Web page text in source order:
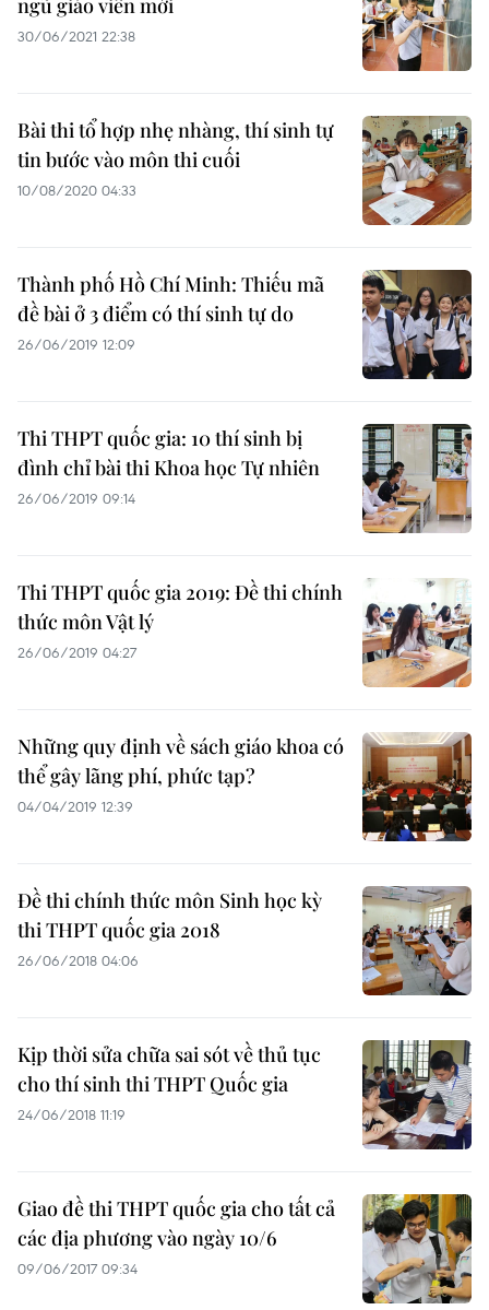
ngũ giáo viên mới
30/06/2021 22:38
Bài thi tổ hợp nhẹ nhàng, thí sinh tự
tin bước vào môn thi cuối
10/08/2020 04:33
Thành phố Hồ Chí Minh: Thiếu mã
đề bài ở 3 điểm có thí sinh tự do
26/06/2019 12:09
Thi THPT quốc gia: 10 thí sinh bị
đình chỉ bài thi Khoa học Tự nhiên
26/06/2019 09:14
Thi THPT quốc gia 2019: Đề thi chính
thức môn Vật lý
26/06/2019 04:27
Những quy định về sách giáo khoa có
thể gây lãng phí, phức tạp?
04/04/2019 12:39
Đề thi chính thức môn Sinh học kỳ
thi THPT quốc gia 2018
26/06/2018 04:06
Kịp thời sửa chữa sai sót về thủ tục
cho thí sinh thi THPT Quốc gia
24/06/2018 11:19
Giao đề thi THPT quốc gia cho tất cả
các địa phương vào ngày 10/6
09/06/2017 09:34